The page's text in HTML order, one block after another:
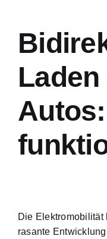
Die Elektromobilität
rasante